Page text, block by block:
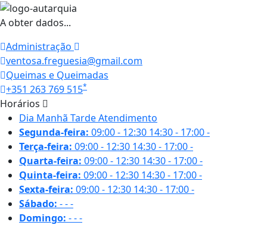
A obter dados...
Administração
ventosa.freguesia@gmail.com
Queimas e Queimadas
+351 263 769 515*
Horários
Dia Manhã TardeAtendimento
Segunda-feira: 09:00 - 12:30 14:30 - 17:00-
Terça-feira: 09:00 - 12:30 14:30 - 17:00-
Quarta-feira: 09:00 - 12:30 14:30 - 17:00-
Quinta-feira: 09:00 - 12:30 14:30 - 17:00-
Sexta-feira: 09:00 - 12:30 14:30 - 17:00-
Sábado: ---
Domingo: ---